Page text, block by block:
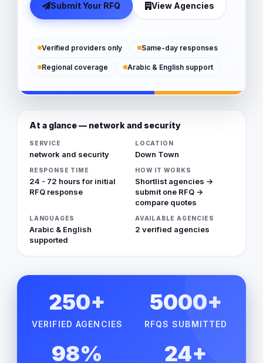
Submit Your RFQ View Agencies
Verified providers only Same-day responses
Regional coverage Arabic & English support
At a glance — network and security
SERVICE
network and security
LOCATION
Down Town
RESPONSE TIME
24 - 72 hours for initial
RFQ response
HOW IT WORKS
Shortlist agencies →
submit one RFQ →
compare quotes
LANGUAGES
Arabic & English
supported
AVAILABLE AGENCIES
2 verified agencies
250+
VERIFIED AGENCIES
5000+
RFQS SUBMITTED
98% 24+